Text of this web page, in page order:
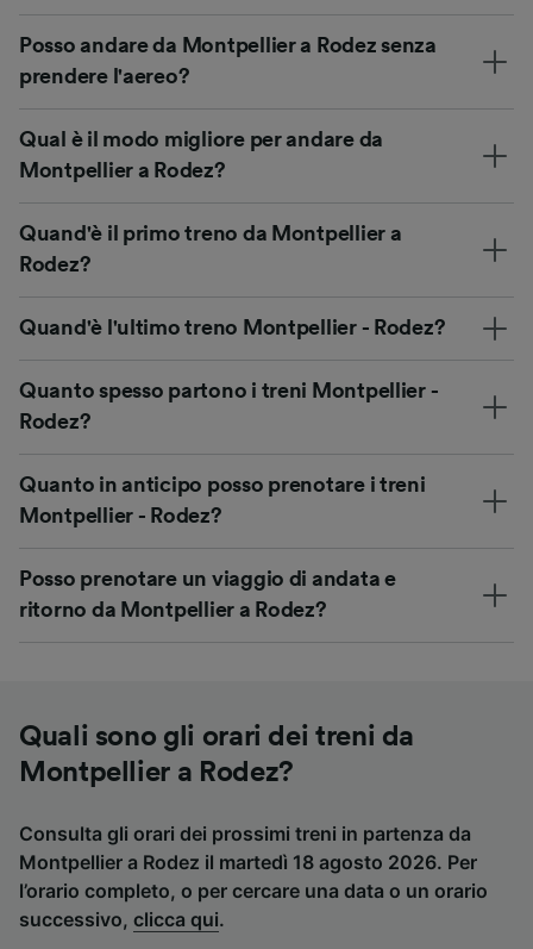
Posso andare da Montpellier a Rodez senza
prendere l'aereo?
Qual è il modo migliore per andare da
Montpellier a Rodez?
Quand'è il primo treno da Montpellier a
Rodez?
Quand'è l'ultimo treno Montpellier - Rodez?
Quanto spesso partono i treni Montpellier -
Rodez?
Quanto in anticipo posso prenotare i treni
Montpellier - Rodez?
Posso prenotare un viaggio di andata e
ritorno da Montpellier a Rodez?
Quali sono gli orari dei treni da
Montpellier a Rodez?
Consulta gli orari dei prossimi treni in partenza da
Montpellier a Rodez il martedì 18 agosto 2026. Per
l’orario completo, o per cercare una data o un orario
successivo, clicca qui.